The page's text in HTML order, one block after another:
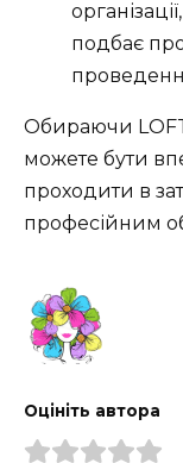
подбає
Обираючи
можете бути
проходити в
професійним
Оцініть автора